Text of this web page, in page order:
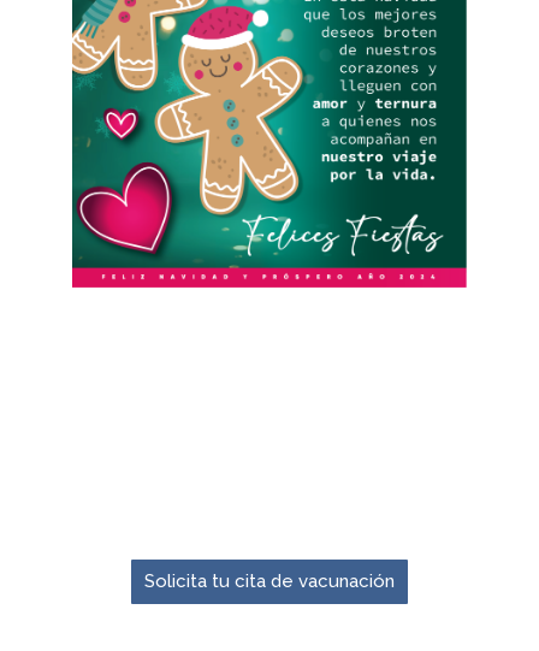
Solicita tu cita de vacunación